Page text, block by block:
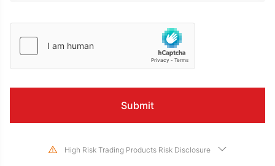
High Risk Trading Products Risk Disclosure